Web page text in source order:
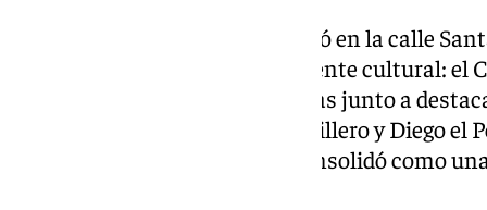
Cuando llegó a Málaga se instaló en la calle
tarde se convertiría en un referente cultural: el
participar en tertulias flamencas junto a
Cantaores como Adolfo el Cuchillero y Diego el
este café, donde Fosforito se consolidó como